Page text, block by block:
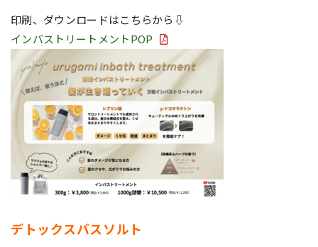
印刷、ダウンロードはこちらから⇩
インバストリートメントPOP
デトックスバスソルト